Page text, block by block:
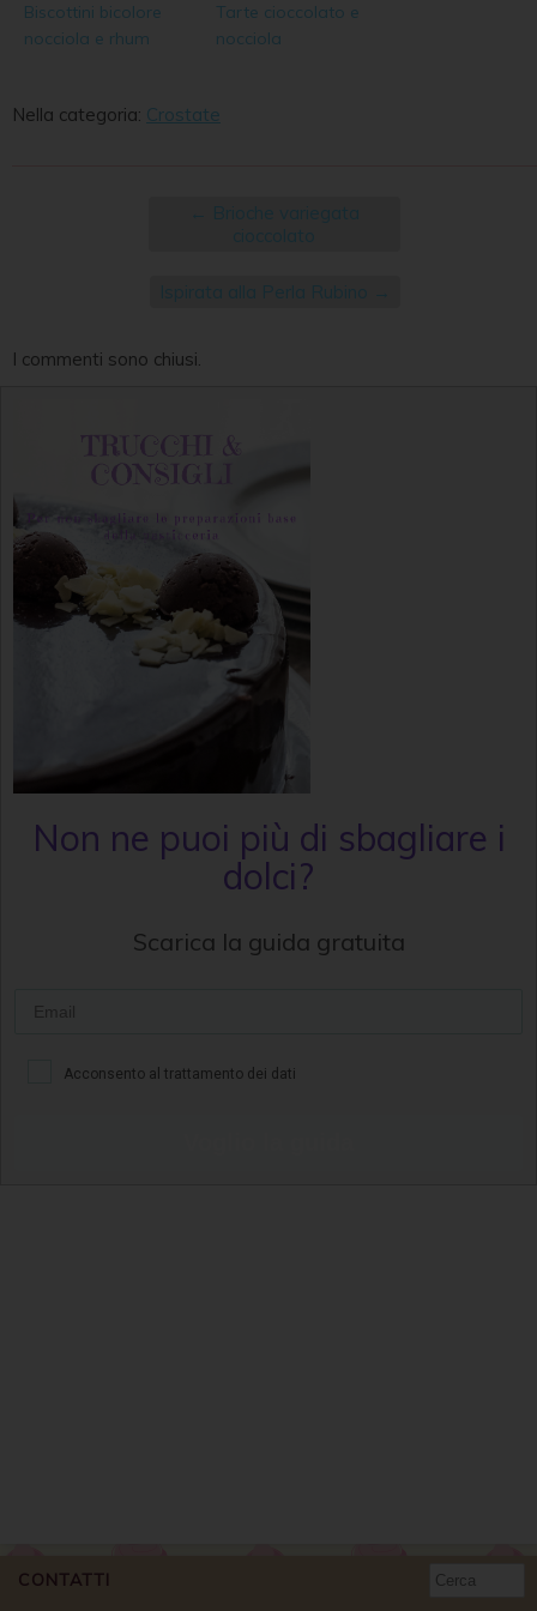
Biscottini bicolore
nocciola e rhum
Tarte cioccolato e
nocciola
Nella categoria: Crostate
← Brioche variegata
cioccolato
Ispirata alla Perla Rubino →
I commenti sono chiusi.
Non ne puoi più di sbagliare i
dolci?
Scarica la guida gratuita
Acconsento al trattamento dei dati
CONTATTI